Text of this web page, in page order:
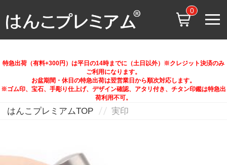
0
特急出荷（有料+300円）は平日の14時までに（土日以外）※クレジット決済のみ
ご利用になります。
お盆期間・休日の特急出荷は翌営業日から順次対応します。
※ゴム印、宝石、手彫り仕上げ、デザイン確認、アタリ付き、チタン印鑑は特急出
荷利用不可。
はんこプレミアムTOP 実印